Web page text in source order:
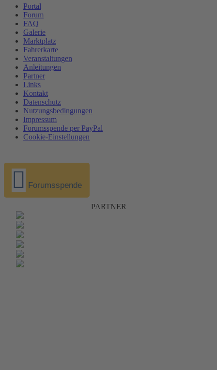
Portal
Forum
FAQ
Galerie
Marktplatz
Fahrerkarte
Veranstaltungen
Anleitungen
Partner
Links
Kontakt
Datenschutz
Nutzungsbedingungen
Impressum
Forumsspende per PayPal
Cookie-Einstellungen
Forumsspende
PARTNER